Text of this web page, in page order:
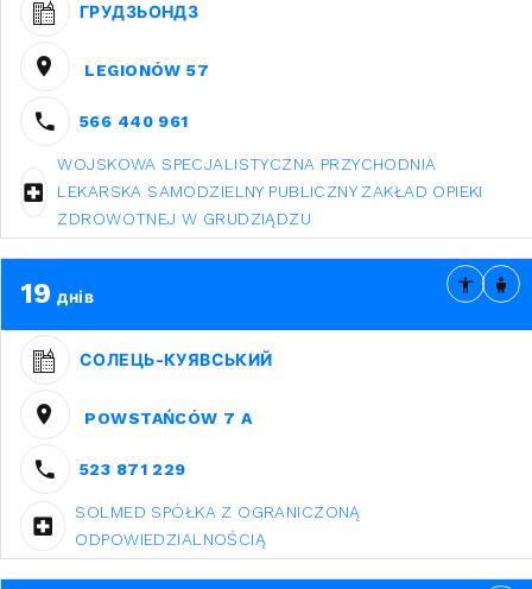
ГРУДЗЬОНДЗ
LEGIONÓW 57
566 440 961
WOJSKOWA SPECJALISTYCZNA PRZYCHODNIA
LEKARSKA SAMODZIELNY PUBLICZNY ZAKŁAD OPIEKI
ZDROWOTNEJ W GRUDZIĄDZU
19 днів
СОЛЕЦЬ-КУЯВСЬКИЙ
POWSTAŃCÓW 7 A
523 871 229
SOLMED SPÓŁKA Z OGRANICZONĄ
ODPOWIEDZIALNOŚCIĄ